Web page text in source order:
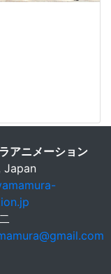
アニメーション
Japan